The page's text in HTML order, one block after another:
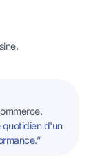
quotidien d'un